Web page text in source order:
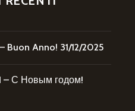
Buon Anno! 31/12/2025
С Новым годом!